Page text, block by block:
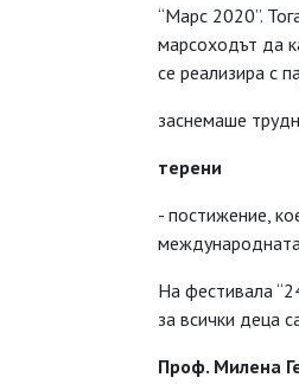
“Марс 2020”.
марсоходът да
се реализира с
заснемаше
терени
- постижение,
На фестивала
за всички деца
Проф. Милена